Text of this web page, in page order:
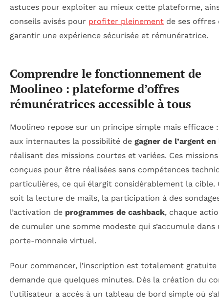
astuces pour exploiter au mieux cette plateforme,
conseils avisés pour profiter pleinement de ses offres
garantir une expérience sécurisée et rémunératrice.
Comprendre le fonctionnement de
Moolineo : plateforme d’offres
rémunératrices accessible à tous
Moolineo repose sur un principe simple mais efficace
aux internautes la possibilité de gagner de l’argent en
réalisant des missions courtes et variées. Ces
conçues pour être réalisées sans compétences
particulières, ce qui élargit considérablement la cible.
soit la lecture de mails, la participation à des
l’activation de programmes de cashback, chaque
de cumuler une somme modeste qui s’accumule dans
porte-monnaie virtuel.
Pour commencer, l’inscription est totalement gratuite
demande que quelques minutes. Dès la création du
l’utilisateur a accès à un tableau de bord simple où